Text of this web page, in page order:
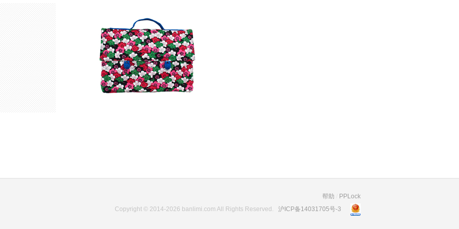
帮助
PPLock
Copyright © 2014-2026 banlimi.com All Rights Reserved. 沪ICP备14031705号-3